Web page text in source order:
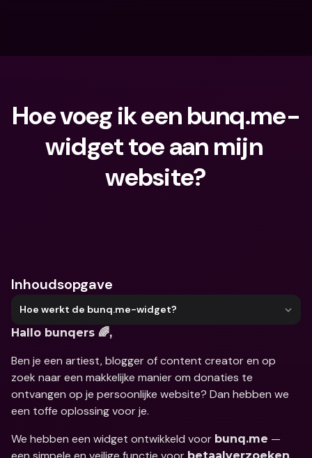
Hoe voeg ik een bunq.me-
widget toe aan mijn
website?
Inhoudsopgave
Hoe werkt de bunq.me-widget?
Hallo bunqers 🌈,
Ben je een artiest, blogger of content creator en op
zoek naar een makkelijke manier om donaties te
ontvangen op je persoonlijke website? Dan hebben we
een toffe oplossing voor je.
We hebben een widget ontwikkeld voor bunq.me —